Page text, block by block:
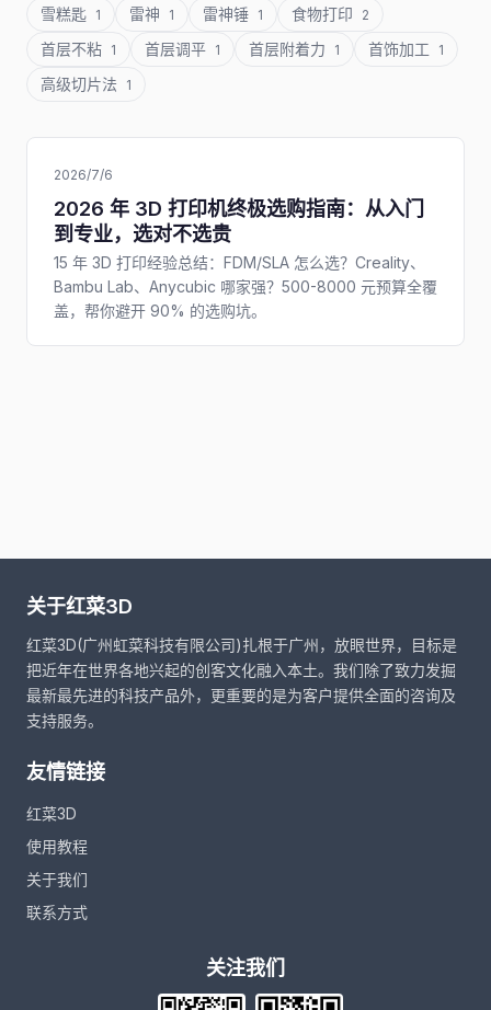
雪糕匙 1 雷神 1 雷神锤 1 食物打印 2
首层不粘 1 首层调平 1 首层附着力 1 首饰加工 1
高级切片法 1
2026/7/6
2026 年 3D 打印机终极选购指南：从入门
到专业，选对不选贵
15 年 3D 打印经验总结：FDM/SLA 怎么选？Creality、
Bambu Lab、Anycubic 哪家强？500-8000 元预算全覆
盖，帮你避开 90% 的选购坑。
关于红菜3D
红菜3D(广州虹菜科技有限公司)扎根于广州，放眼世界，目标是
把近年在世界各地兴起的创客文化融入本土。我们除了致力发掘
最新最先进的科技产品外，更重要的是为客户提供全面的咨询及
支持服务。
友情链接
红菜3D
使用教程
关于我们
联系方式
关注我们